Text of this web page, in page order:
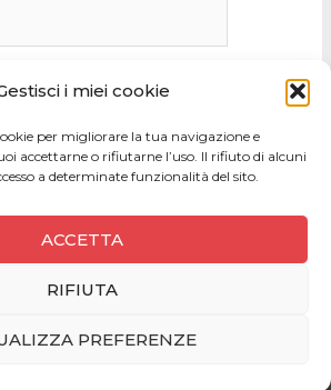
i miei cookie
per migliorare la tua navigazione e
accettarne o rifiutarne l’uso. Il rifiuto di alcuni
a determinate funzionalità del sito.
ACCETTA
RIFIUTA
PREFERENZE